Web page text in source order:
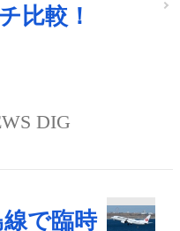
比較！
DIG
で臨時